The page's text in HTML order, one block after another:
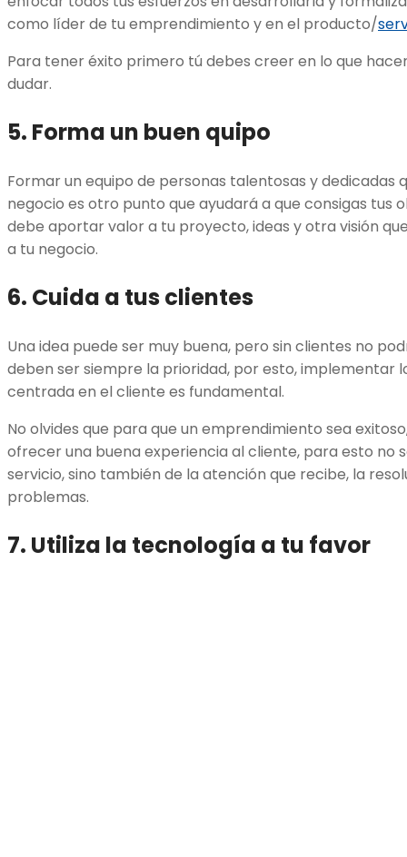
como líder de tu emprendimiento y en el producto/
Para tener éxito primero tú debes creer en lo que
dudar.
5. Forma un buen quipo
Formar un equipo de personas talentosas y dedicadas
negocio es otro punto que ayudará a que consigas tus
debe aportar valor a tu proyecto, ideas y otra visión
a tu negocio.
6. Cuida a tus clientes
Una idea puede ser muy buena, pero sin clientes no
deben ser siempre la prioridad, por esto, implementar
centrada en el cliente es fundamental.
No olvides que para que un emprendimiento sea
ofrecer una buena experiencia al cliente, para esto no
servicio, sino también de la atención que recibe, la
problemas.
7. Utiliza la tecnología a tu favor